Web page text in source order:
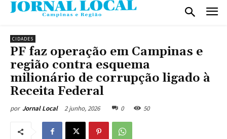
CIDADES
PF faz operação em Campinas e
região contra esquema
milionário de corrupção ligado à
Receita Federal
por Jornal Local 2 junho, 2026 0 50